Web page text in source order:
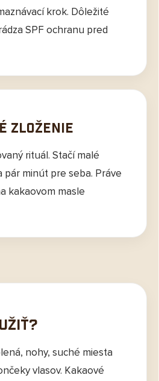
krok. Dôležité
SPF ochranu pred
zloženie
rituál. Stačí malé
pár minút pre seba. Práve
kakaovom masle
nohy, suché miesta
vlasov. Kakaové